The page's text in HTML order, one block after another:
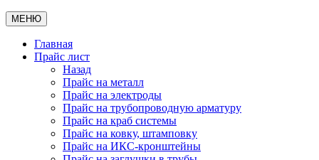
МЕНЮ
Главная
Прайс лист
Назад
Прайс на металл
Прайс на электроды
Прайс на трубопроводную арматуру
Прайс на краб системы
Прайс на ковку, штамповку
Прайс на ИКС-кронштейны